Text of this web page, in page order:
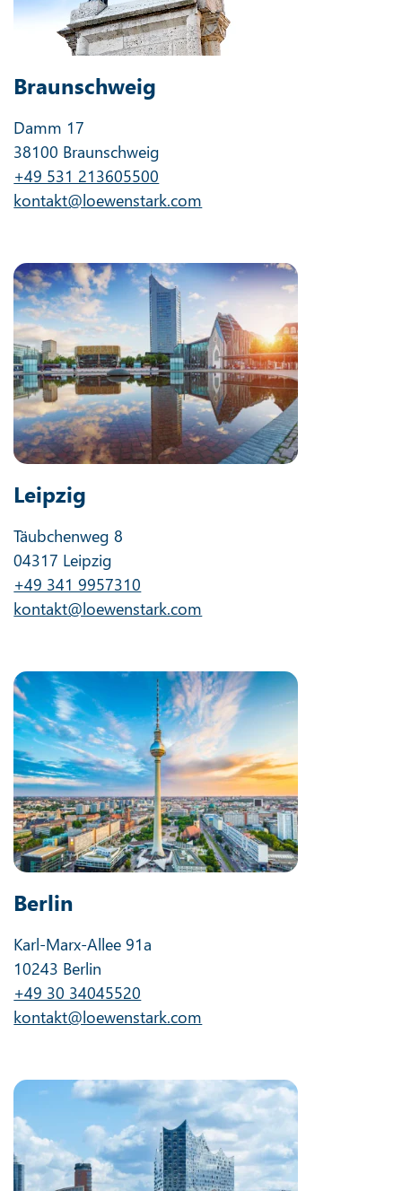
Braunschweig
Damm 17
38100 Braunschweig
+49 531 213605500
kontakt@loewenstark.com
Leipzig
Täubchenweg 8
04317 Leipzig
+49 341 9957310
kontakt@loewenstark.com
Berlin
Karl-Marx-Allee 91a
10243 Berlin
+49 30 34045520
kontakt@loewenstark.com